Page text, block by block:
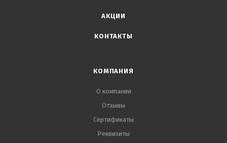
АКЦИИ
КОНТАКТЫ
КОМПАНИЯ
О компании
Отзывы
Сертификаты
Реквизиты